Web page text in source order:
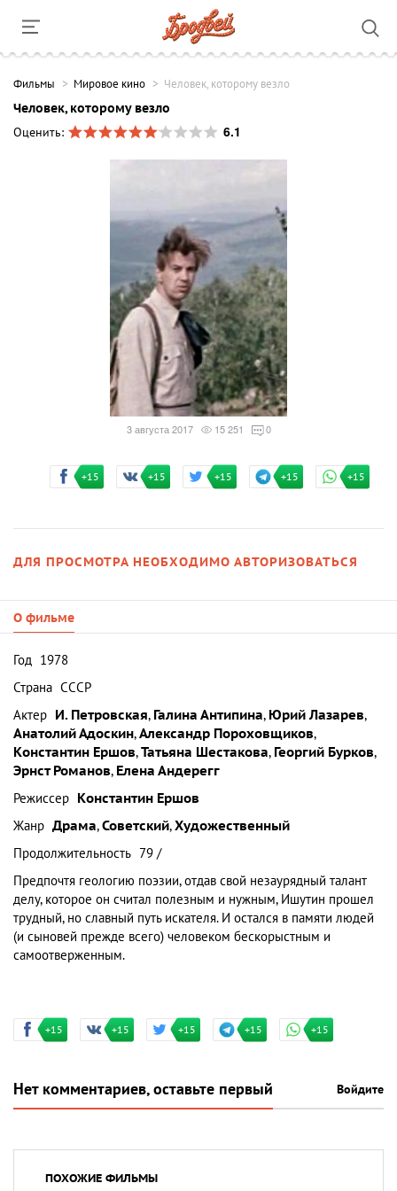
Фильмы Мировое кино Человек, которому везло
Человек, которому везло
Оценить:
6.1
3 августа 2017 15 251 0
+15 +15 +15 +15 +15
ДЛЯ ПРОСМОТРА НЕОБХОДИМО АВТОРИЗОВАТЬСЯ
О фильме
Год 1978
Страна СССР
Актер И. Петровская, Галина Антипина, Юрий Лазарев,
Анатолий Адоскин,Александр Пороховщиков,
Константин Ершов,Татьяна Шестакова, Георгий Бурков,
Эрнст Романов, Елена Андерегг
Режиссер Константин Ершов
Жанр Драма,Советский,Художественный
Продолжительность 79 /
Предпочтя геологию поэзии, отдав свой незаурядный талант
делу, которое он считал полезным и нужным, Ишутин прошел
трудный, но славный путь искателя. И остался в памяти людей
(и сыновей прежде всего) человеком бескорыстным и
самоотверженным.
+15 +15 +15 +15 +15
Нет комментариев, оставьте первый Войдите
ПОХОЖИЕ ФИЛЬМЫ